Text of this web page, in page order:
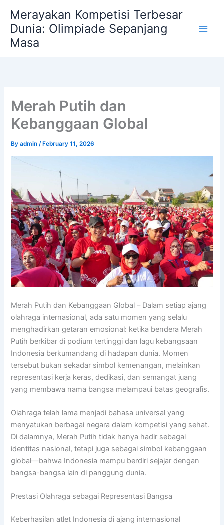
content
Merayakan Kompetisi Terbesar
Dunia: Olimpiade Sepanjang
Masa
Merah Putih dan
Kebanggaan Global
Byadmin/ February 11, 2026
Merah Putih dan Kebanggaan Global – Dalam setiap ajang
olahraga internasional, ada satu momen yang selalu
menghadirkan getaran emosional: ketika bendera Merah
Putih berkibar di podium tertinggi dan lagu kebangsaan
Indonesia berkumandang di hadapan dunia. Momen
tersebut bukan sekadar simbol kemenangan, melainkan
representasi kerja keras, dedikasi, dan semangat juang
yang membawa nama bangsa melampaui batas geografis.
Olahraga telah lama menjadi bahasa universal yang
menyatukan berbagai negara dalam kompetisi yang sehat.
Di dalamnya, Merah Putih tidak hanya hadir sebagai
identitas nasional, tetapi juga sebagai simbol kebanggaan
global—bahwa Indonesia mampu berdiri sejajar dengan
bangsa-bangsa lain di panggung dunia.
Prestasi Olahraga sebagai Representasi Bangsa
Keberhasilan atlet Indonesia di ajang internasional